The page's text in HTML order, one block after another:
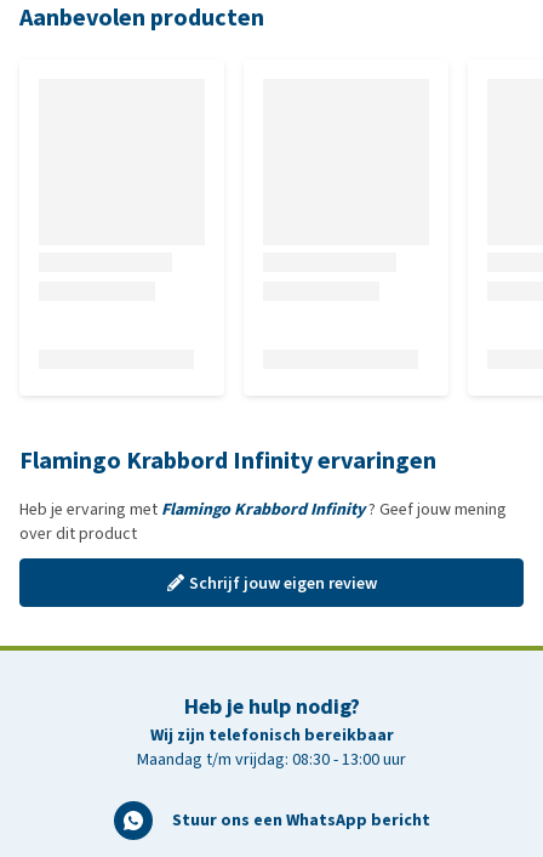
Aanbevolen producten
Flamingo Krabbord Infinity ervaringen
Heb je ervaring met Flamingo Krabbord Infinity? Geef jouw mening
over dit product
Schrijf jouw eigen review
Heb je hulp nodig?
Wij zijn telefonisch bereikbaar
Maandag t/m vrijdag: 08:30 - 13:00 uur
Stuur ons een WhatsApp bericht